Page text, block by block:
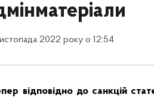
2022 року о 12:54
відповідно до санкцій